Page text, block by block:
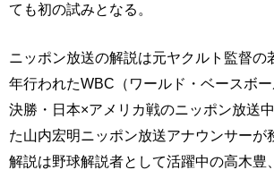
ても初の試みとなる。
ニッポン放送の解説は元ヤクルト監督の
年行われたWBC（ワールド・ベースボー
決勝・日本×アメリカ戦のニッポン放送
た山内宏明ニッポン放送アナウンサーが
解説は野球解説者として活躍中の高木豊